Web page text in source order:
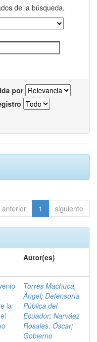
de la búsqueda.
por
anterior 1 siguiente
Autor(es)
la
Torres Machuca,
Ángel; Defensoría
Pública del
Ecuador; Narváez
Rosales, Óscar;
Gobierno